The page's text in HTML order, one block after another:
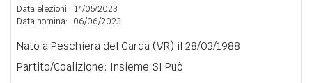
Data elezioni: 14/05/2023
Data nomina:
06/06/2023
Nato a Peschiera del Garda (VR) il 28/03/1988
Partito/Coalizione: Insieme SI Può